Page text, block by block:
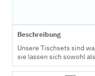
Beschreibung
Unsere Tischsets sind
sie lassen sich sowohl